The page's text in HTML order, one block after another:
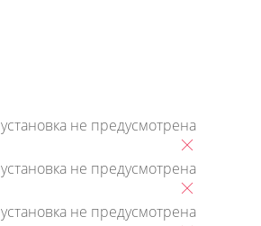
установка не предусмотрена
установка не предусмотрена
установка не предусмотрена